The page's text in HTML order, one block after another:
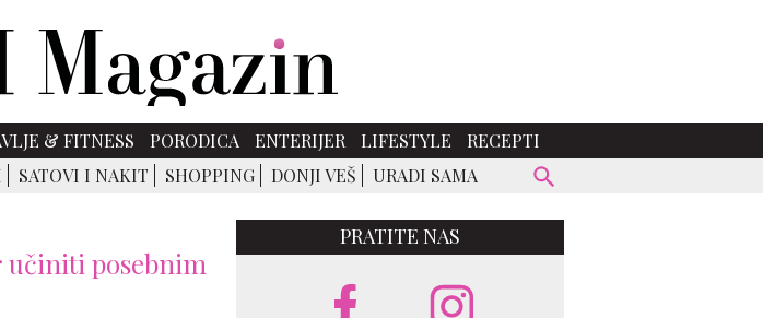
& FITNESS PORODICA ENTERIJER LIFESTYLE
RECEPTI
SATOVI I NAKIT SHOPPING DONJI VEŠ URADI SAMA
posebnim
PRATITE NAS